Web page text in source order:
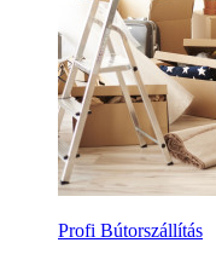
Profi Bútorszállítás